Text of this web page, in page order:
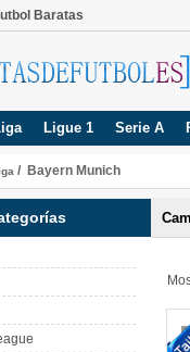
Baratas
Ligue 1 Serie A
/ Bayern Munich